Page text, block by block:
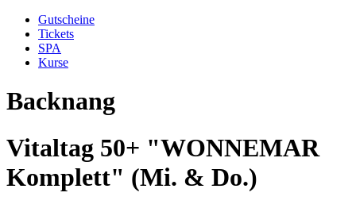
Gutscheine
Tickets
SPA
Kurse
Backnang
Vitaltag 50+ "WONNEMAR
Komplett" (Mi. & Do.)